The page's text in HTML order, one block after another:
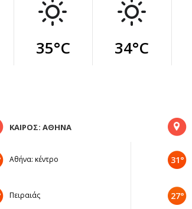
35°C 34°C
ΚΑΙΡΟΣ: ΑΘΗΝΑ
Αθήνα: κέντρο
Πειραιάς
31°
27°